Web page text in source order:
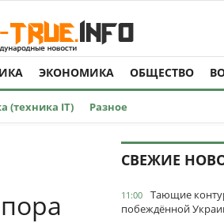
ЭКОНОМИКА ОБЩЕСТВО
(техника IT) Разное
СВЕЖИЕ
11:00
Тающие
побеждённой